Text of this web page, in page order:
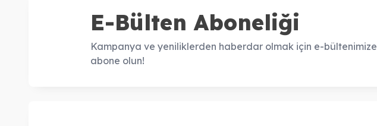
E-Bülten Aboneliği
Kampanya ve yeniliklerden haberdar olmak için e-bültenimize
abone olun!